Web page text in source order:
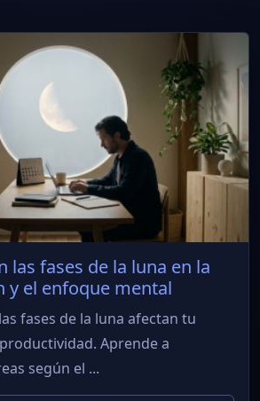
las fases de la luna en la
y el enfoque mental
fases de la luna afectan tu
Aprende a
según el ...